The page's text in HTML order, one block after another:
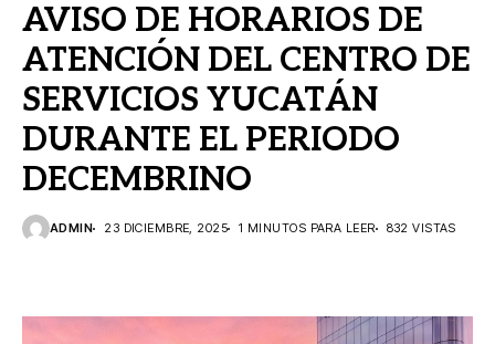
AVISO DE HORARIOS DE
ATENCIÓN DEL CENTRO DE
SERVICIOS YUCATÁN
DURANTE EL PERIODO
DECEMBRINO
ADMIN 23 DICIEMBRE, 2025 1 MINUTOS PARA LEER 832 VISTAS